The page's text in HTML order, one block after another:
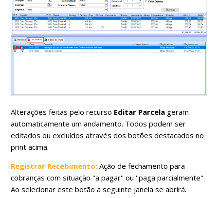
Alterações feitas pelo recurso Editar Parcela geram
automaticamente um andamento. Todos podem ser
editados ou excluídos através dos botões destacados no
print acima.
Registrar Recebimento: Ação de fechamento para
cobranças com situação ''a pagar'' ou ''paga parcialmente''.
Ao selecionar este botão a seguinte janela se abrirá.